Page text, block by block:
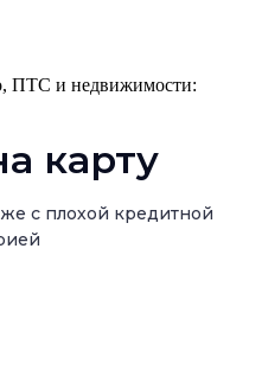
ПТС и недвижимости:
карту
с плохой кредитной